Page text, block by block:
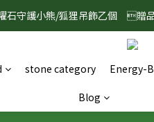
淨心護運 全館8折起 記得將商
石守護小熊/狐狸吊飾乙個　贈
31 淨心護運 全館8折起 記得將商
stone category Energy-
Blog